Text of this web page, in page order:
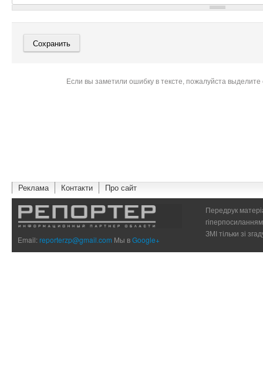
Если вы заметили ошибку в тексте, пожалуйста
Реклама Контакти Про сайт
Email:reporterzp@gmail.com Мы вGoogle+
Передрук
ЗМІ тільки зі